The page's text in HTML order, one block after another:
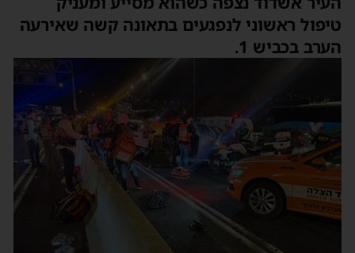
טיפול ראשוני לנפגעים בתאונה קשה שאירעה
הערב בכביש 1.